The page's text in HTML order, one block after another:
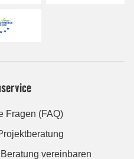
Fragen (FAQ)
vereinbaren